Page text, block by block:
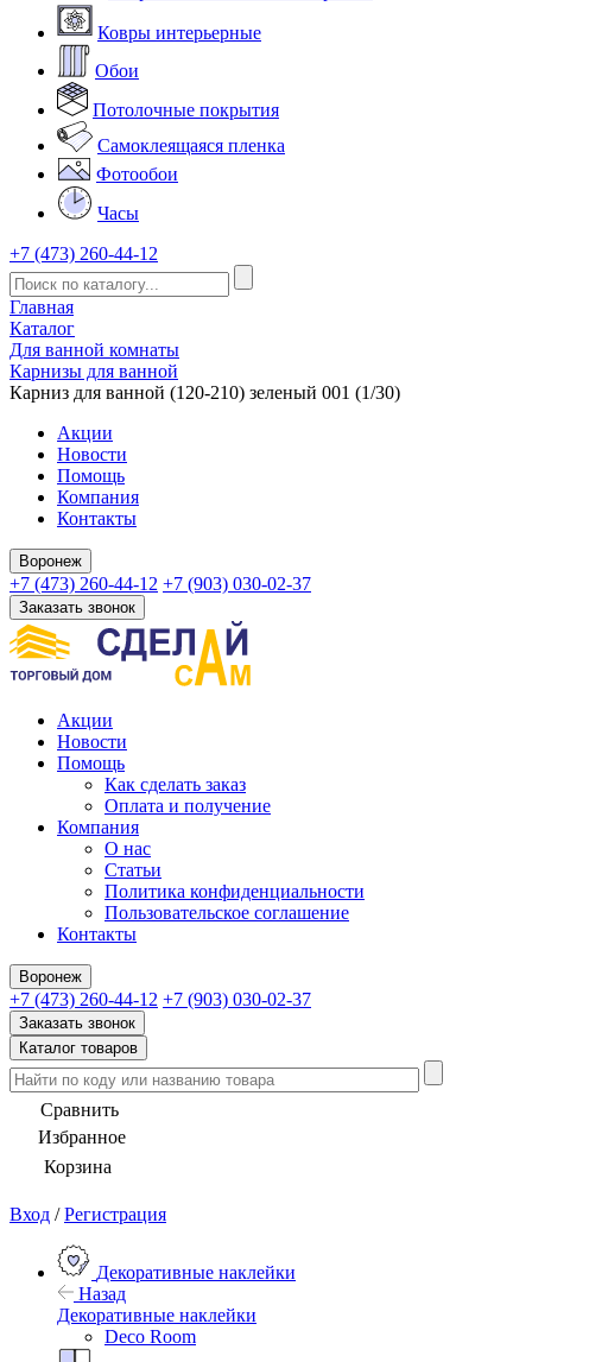
Ковры интерьерные
Обои
Потолочные покрытия
Самоклеящаяся пленка
Фотообои
Часы
+7 (473) 260-44-12
Главная
Каталог
Для ванной комнаты
Карнизы для ванной
Карниз для ванной (120-210) зеленый 001 (1/30)
Акции
Новости
Помощь
Компания
Контакты
Воронеж
+7 (473) 260-44-12 +7 (903) 030-02-37
Заказать звонок
Акции
Новости
Помощь
Как сделать заказ
Оплата и получение
Компания
О нас
Статьи
Политика конфиденциальности
Пользовательское соглашение
Контакты
Воронеж
+7 (473) 260-44-12 +7 (903) 030-02-37
Заказать звонок
Каталог товаров
Сравнить
Избранное
Корзина
Вход / Регистрация
Декоративные наклейки
Назад
Декоративные наклейки
Deco Room